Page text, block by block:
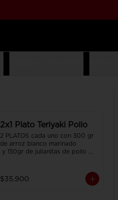
2x1 Plato Teriyaki Pollo
2 PLATOS cada uno con 300 gr
de arroz blanco marinado
y 150gr de julianitas de pollo
$35.900